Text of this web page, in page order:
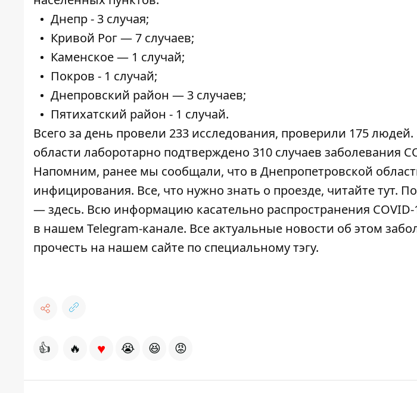
Днепр - 3 случая;
Кривой Рог — 7 случаев;
Каменское — 1 случай;
Покров - 1 случай;
Днепровский район — 3 случаев;
Пятихатский район - 1 случай.
Всего за день провели 233 исследования, проверили 175
области лаборотарно подтверждено 310 случаев заболевания
Напомним, ранее мы сообщали, что в Днепропетровской
инфицирования. Все, что нужно знать о проезде, читайтетут.
—здесь. Всю информацию касательно распространения
в нашем Telegram-канале. Все актуальные новости об этом
прочесть на нашем сайте по специальномутэгу.
👍 🔥 ♥ 😭 😆 😡